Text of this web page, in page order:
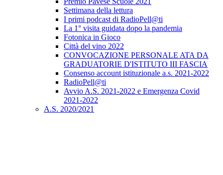
Settimana della lettura
I primi podcast di RadioPell@ti
La 1° visita guidata dopo la pandemia
Fotonica in Gioco
Città del vino 2022
CONVOCAZIONE PERSONALE ATA DA
GRADUATORIE D'ISTITUTO III FASCIA
Consenso account istituzionale a.s. 2021-2022
RadioPell@ti
Avvio A.S. 2021-2022 e Emergenza Covid
2021-2022
A.S. 2020/2021